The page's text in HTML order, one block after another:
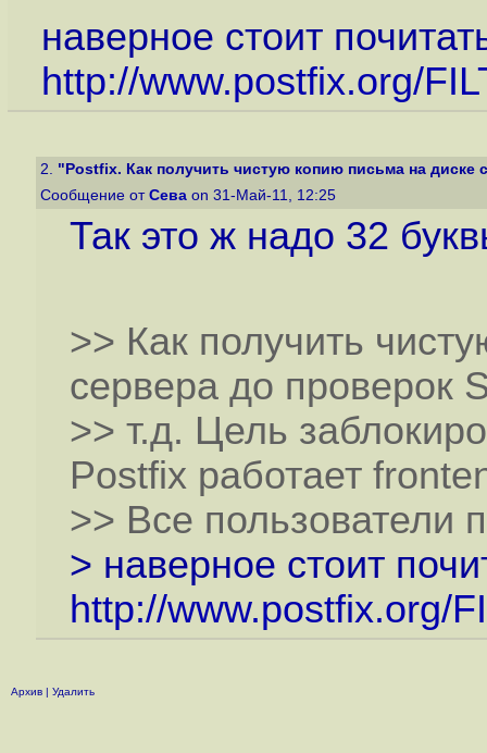
наверное стоит
http://www.postfix.org/
2. "Postfix. Как получить чистую копию письма на диске
Сообщение от Сева on 31-Май-11, 12:25
Так это ж надо 32
>> Как получить
сервера до проверок
>> т.д. Цель
Postfix работает
>> Все пользователи
> наверное стоит
http://www.postfix.org/
Архив | Удалить